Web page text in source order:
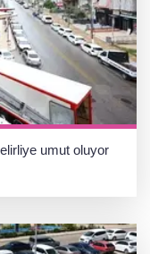
umut oluyor